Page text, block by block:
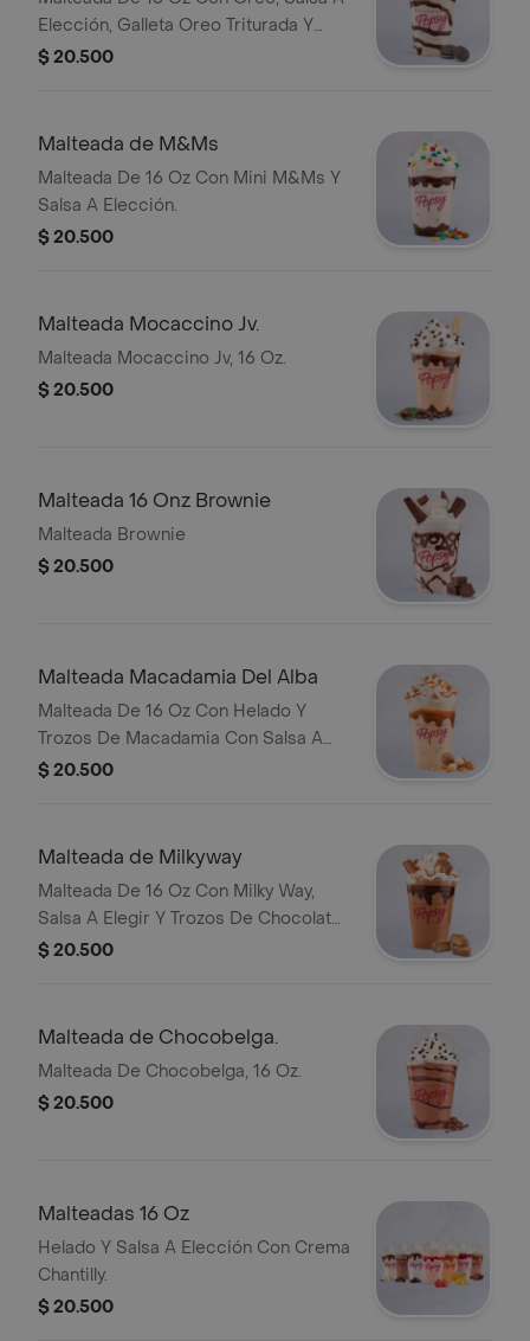
Elección, Galleta Oreo Triturada Y
Fresa Natural.
$ 20.500
Malteada de M&Ms
Malteada De 16 Oz Con Mini M&Ms Y
Salsa A Elección.
$ 20.500
Malteada Mocaccino Jv.
Malteada Mocaccino Jv, 16 Oz.
$ 20.500
Malteada 16 Onz Brownie
Malteada Brownie
$ 20.500
Malteada Macadamia Del Alba
Malteada De 16 Oz Con Helado Y
Trozos De Macadamia Con Salsa A
Elegir.
$ 20.500
Malteada de Milkyway
Malteada De 16 Oz Con Milky Way,
Salsa A Elegir Y Trozos De Chocolate
Milky Way.
$ 20.500
Malteada de Chocobelga.
Malteada De Chocobelga, 16 Oz.
$ 20.500
Malteadas 16 Oz
Helado Y Salsa A Elección Con Crema
Chantilly.
$ 20.500